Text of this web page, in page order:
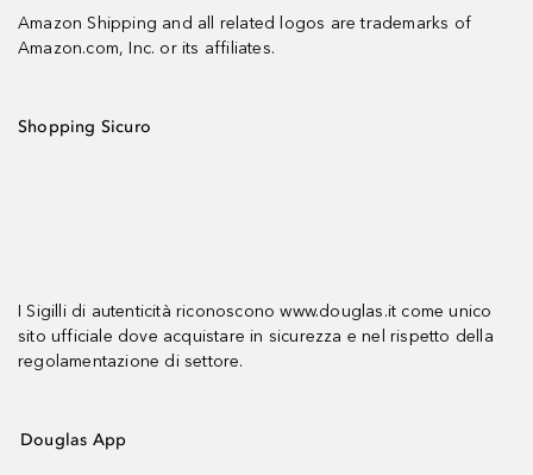
Amazon Shipping and all related logos are trademarks of
Amazon.com, Inc. or its affiliates.
Shopping Sicuro
I Sigilli di autenticità riconoscono www.douglas.it come unico
sito ufficiale dove acquistare in sicurezza e nel rispetto della
regolamentazione di settore.
Douglas App